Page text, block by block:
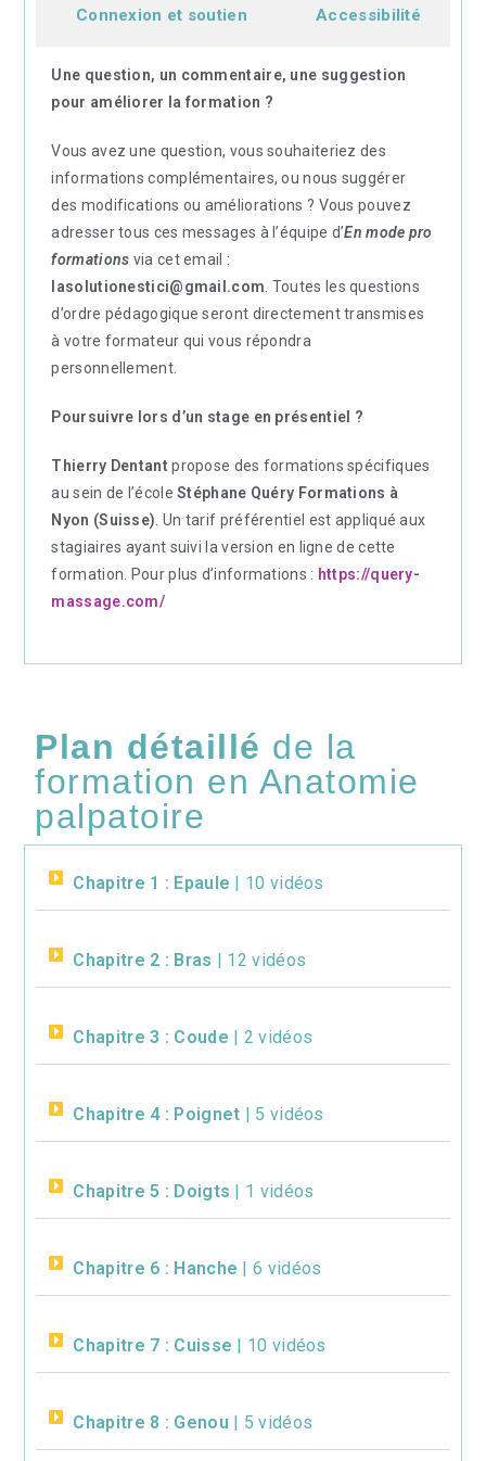
Connexion et soutien Accessibilité
Une question, un commentaire, une suggestion
pour améliorer la formation ?
Vous avez une question, vous souhaiteriez des
informations complémentaires, ou nous suggérer
des modifications ou améliorations ? Vous pouvez
adresser tous ces messages à l’équipe d’En mode pro
formations via cet email :
lasolutionestici@gmail.com . Toutes les questions
d’ordre pédagogique seront directement transmises
à votre formateur qui vous répondra
personnellement.
Poursuivre lors d’un stage en présentiel ?
Thierry Dentant propose des formations spécifiques
au sein de l’écoleStéphane Quéry Formations à
Nyon (Suisse) . Un tarif préférentiel est appliqué aux
stagiaires ayant suivi la version en ligne de cette
formation. Pour plus d’informations : https://query-
massage.com/
Plan détaillé de la
formation en Anatomie
palpatoire
Chapitre 1 : Epaule | 10 vidéos
Chapitre 2 : Bras | 12 vidéos
Chapitre 3 : Coude | 2 vidéos
Chapitre 4 : Poignet | 5 vidéos
Chapitre 5 : Doigts | 1 vidéos
Chapitre 6 : Hanche | 6 vidéos
Chapitre 7 : Cuisse | 10 vidéos
Chapitre 8 : Genou | 5 vidéos